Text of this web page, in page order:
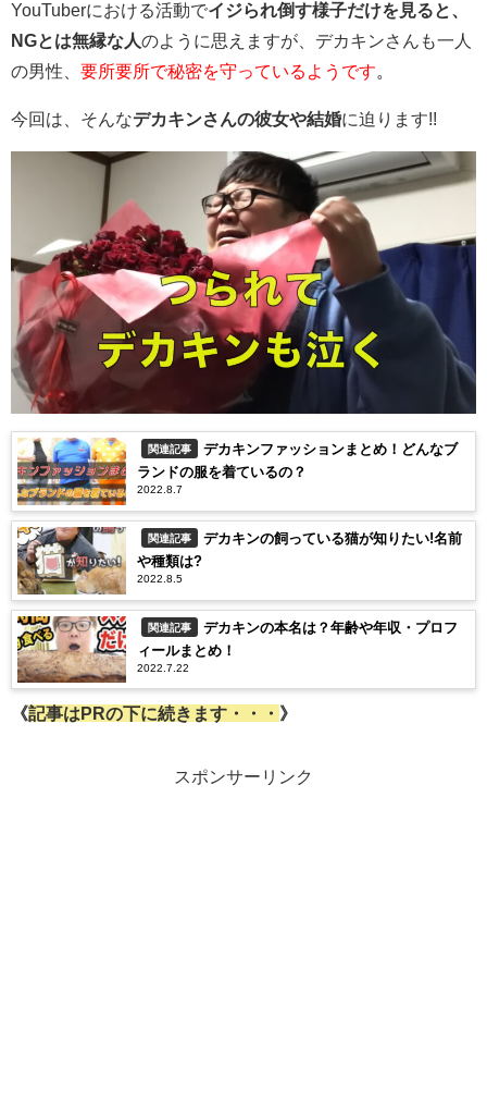
YouTuberにおける活動でイジられ倒す様子だけを見ると、
NGとは無縁な人のように思えますが、デカキンさんも一人
の男性、 要所要所で秘密を守っているようです。
今回は、そんなデカキンさんの彼女や結婚に迫ります!!
関連記事
デカキンファッションまとめ！どんなブ
ランドの服を着ているの？
2022.8.7
関連記事
デカキンの飼っている猫が知りたい!名前
や種類は?
2022.8.5
関連記事
デカキンの本名は？年齢や年収・プロフ
ィールまとめ！
2022.7.22
《記事はPRの下に続きます・・・ 》
スポンサーリンク